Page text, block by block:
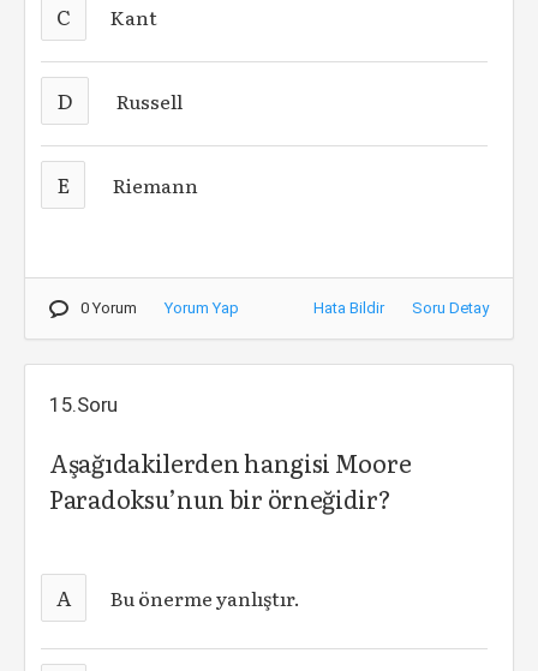
C Kant
D Russell
E Riemann
0 Yorum Yorum Yap Hata Bildir Soru Detay
15.Soru
Aşağıdakilerden hangisi Moore
Paradoksu’nun bir örneğidir?
A Bu önerme yanlıştır.